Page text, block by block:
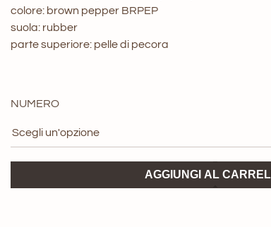
colore: brown pepper BRPEP
suola: rubber
parte superiore: pelle di pecora
NUMERO
bounce
AGGIUNGI AL